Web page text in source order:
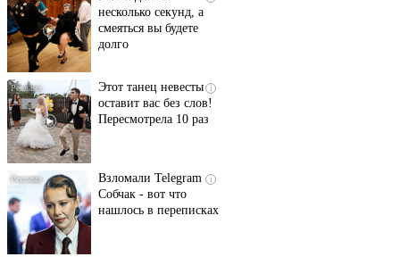
несколько секунд, а
смеяться вы будете
долго
i
Этот танец невесты
оставит вас без слов!
Пересмотрела 10 раз
i
Взломали Telegram
Собчак - вот что
нашлось в переписках